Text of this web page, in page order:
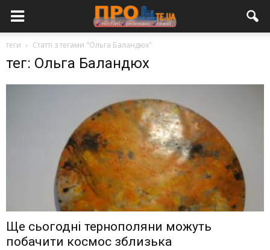
теги Статті з тегами "Ольга Баландюх"
тег: Ольга Баландюх
Ще сьогодні тернополяни можуть
побачити космос зблизька